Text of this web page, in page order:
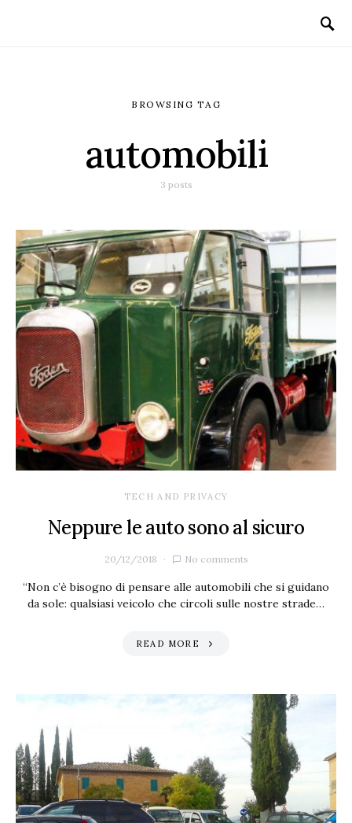
BROWSING TAG
automobili
3 posts
TECH AND PRIVACY
Neppure le auto sono al sicuro
20/12/2018 No comments
“Non c’è bisogno di pensare alle automobili che si guidano
da sole: qualsiasi veicolo che circoli sulle nostre strade…
READ MORE